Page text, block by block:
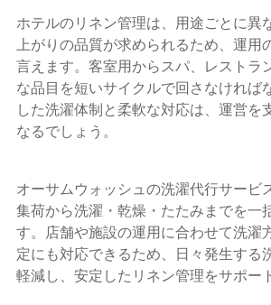
ホテルのリネン管理は、用途ごとに異
上がりの品質が求められるため、運用
言えます。客室用からスパ、レストラ
な品目を短いサイクルで回さなければ
した洗濯体制と柔軟な対応は、運営を
なるでしょう。
オーサムウォッシュの洗濯代行サービ
集荷から洗濯・乾燥・たたみまでを一
す。店舗や施設の運用に合わせて洗濯
定にも対応できるため、日々発生する
軽減し、安定したリネン管理をサポー